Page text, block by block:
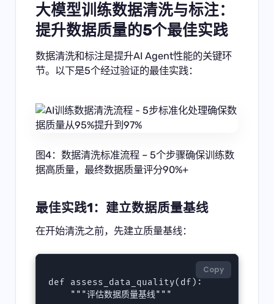
大模型训练数据清洗与标注：
提升数据质量的5个最佳实践
数据清洗和标注是提升AI Agent性能的关键环
节。以下是5个经过验证的最佳实践：
图4：数据清洗标准流程 – 5个步骤确保训练数
据高质量，最终数据质量评分90%+
最佳实践1：建立数据质量基线
在开始清洗之前，先建立质量基线：
Copy
def assess_data_quality(df):